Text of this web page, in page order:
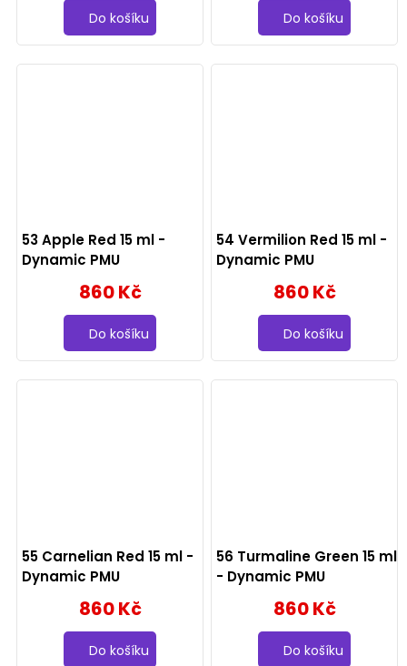
Do košíku Do košíku
53 Apple Red 15 ml -
Dynamic PMU
860 Kč
Do košíku
54 Vermilion Red 15 ml -
Dynamic PMU
860 Kč
Do košíku
55 Carnelian Red 15 ml -
Dynamic PMU
860 Kč
Do košíku
56 Turmaline Green 15 ml
- Dynamic PMU
860 Kč
Do košíku